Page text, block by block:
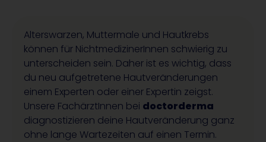
Alterswarzen, Muttermale und Hautkrebs
können für NichtmedizinerInnen schwierig zu
unterscheiden sein. Daher ist es wichtig, dass
du neu aufgetretene Hautveränderungen
einem Experten oder einer Expertin zeigst.
Unsere FachärztInnen bei doctorderma
diagnostizieren deine Hautveränderung ganz
ohne lange Wartezeiten auf einen Termin.